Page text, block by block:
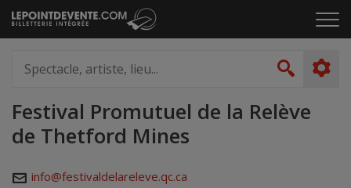
Passer
au
le
artiste,
lieu...
Festival Promutuel de la Relève
de Thetford Mines
info@festivaldelareleve.qc.ca